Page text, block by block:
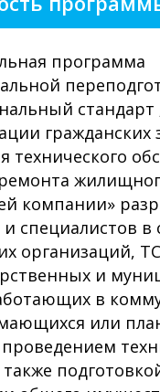
программа
стандарт
гражданских
технического
компании»
специалистов в
организаций,
и
в
или